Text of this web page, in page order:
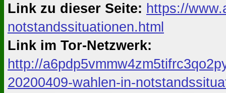
Link zu dieser Seite: https://
notstandssituationen.html
Link im Tor-Netzwerk:
http://
20200409-wahlen-in-